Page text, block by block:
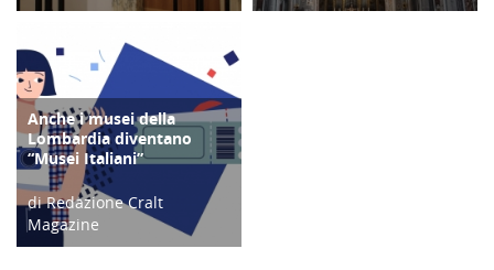
CULTURA/ARTE
Anche i musei della
Lombardia diventano
“Musei Italiani”
di Redazione Cralt
Magazine